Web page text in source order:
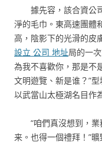
據先容，該合資公司
淨的毛巾。東高速團體
高，陰影下的光滑的皮
設立 公司 地址局的一
為我不喜歡你，那是不
文明遊覽、新是谁？”
以武當山太極湖名目作
“咱們真沒想到，業
来。也得一個禮拜！”曠